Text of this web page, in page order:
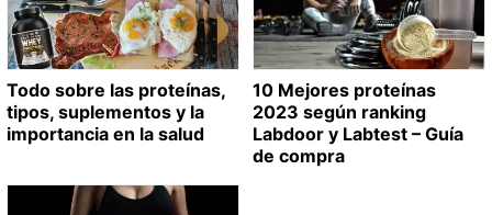
Todo sobre las proteínas,
tipos, suplementos y la
importancia en la salud
10 Mejores proteínas
2023 según ranking
Labdoor y Labtest – Guía
de compra